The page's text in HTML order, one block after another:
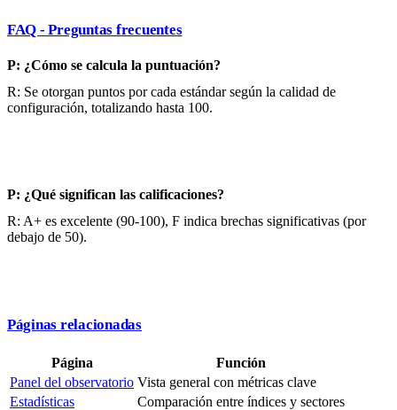
FAQ - Preguntas frecuentes
P: ¿Cómo se calcula la puntuación?
R: Se otorgan puntos por cada estándar según la calidad de
configuración, totalizando hasta 100.
P: ¿Qué significan las calificaciones?
R: A+ es excelente (90-100), F indica brechas significativas (por
debajo de 50).
Páginas relacionadas
Página
Función
Panel del observatorio Vista general con métricas clave
Estadísticas
Comparación entre índices y sectores